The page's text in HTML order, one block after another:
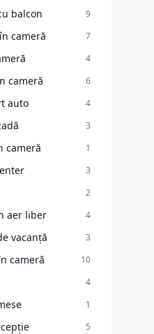
balcon 9
cameră 7
4
cameră 6
auto 4
3
cameră 1
3
2
aer liber 4
vacanță 3
cameră 10
4
1
5